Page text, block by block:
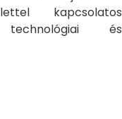
kapcsolatos
technológiai és